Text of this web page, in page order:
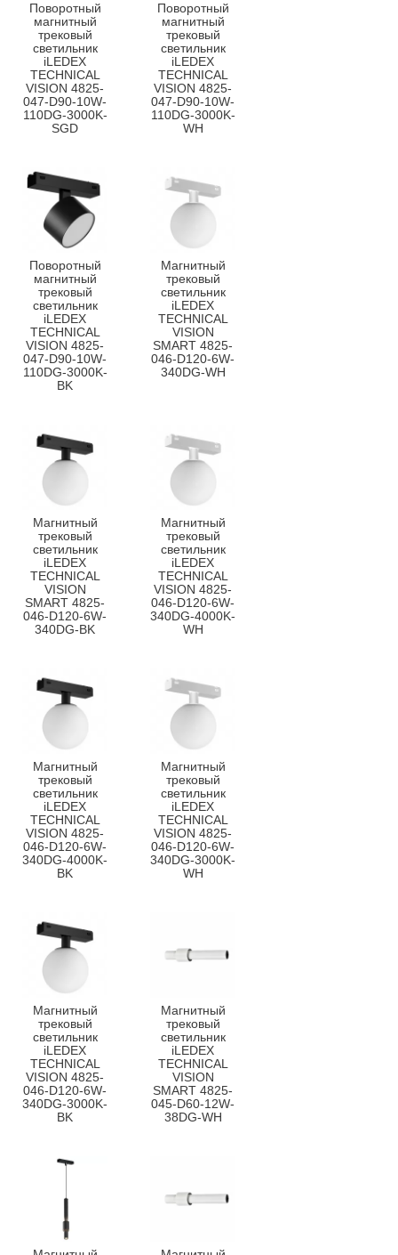
Поворотный
магнитный
трековый
светильник
iLEDEX
TECHNICAL
VISION 4825-
047-D90-10W-
110DG-3000K-
SGD
Поворотный
магнитный
трековый
светильник
iLEDEX
TECHNICAL
VISION 4825-
047-D90-10W-
110DG-3000K-
WH
Поворотный
магнитный
трековый
светильник
iLEDEX
TECHNICAL
VISION 4825-
047-D90-10W-
110DG-3000K-
BK
Магнитный
трековый
светильник
iLEDEX
TECHNICAL
VISION
SMART 4825-
046-D120-6W-
340DG-WH
Магнитный
трековый
светильник
iLEDEX
TECHNICAL
VISION
SMART 4825-
046-D120-6W-
340DG-BK
Магнитный
трековый
светильник
iLEDEX
TECHNICAL
VISION 4825-
046-D120-6W-
340DG-4000K-
WH
Магнитный
трековый
светильник
iLEDEX
TECHNICAL
VISION 4825-
046-D120-6W-
340DG-4000K-
BK
Магнитный
трековый
светильник
iLEDEX
TECHNICAL
VISION 4825-
046-D120-6W-
340DG-3000K-
WH
Магнитный
трековый
светильник
iLEDEX
TECHNICAL
VISION 4825-
046-D120-6W-
340DG-3000K-
BK
Магнитный
трековый
светильник
iLEDEX
TECHNICAL
VISION
SMART 4825-
045-D60-12W-
38DG-WH